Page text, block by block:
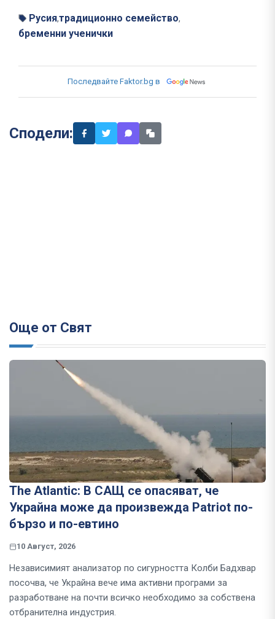
Русия,традиционно семейство,
бременни ученички
Последвайте Faktor.bg в
Сподели:
Още от Свят
The Atlantic: В САЩ се опасяват, че
Украйна може да произвежда Patriot по-
бързо и по-евтино
10 Август, 2026
Независимият анализатор по сигурността Колби Бадхвар
посочва, че Украйна вече има активни програми за
разработване на почти всичко необходимо за собствена
отбранителна индустрия.